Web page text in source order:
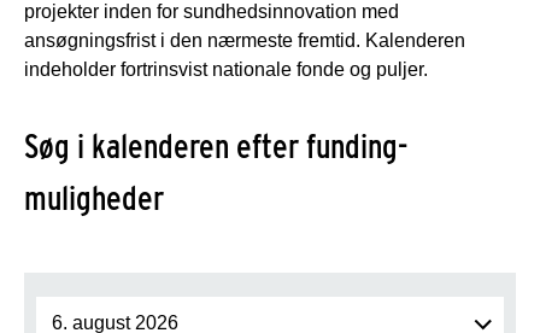
projekter inden for sundhedsinnovation med
ansøgningsfrist i den nærmeste fremtid. Kalenderen
indeholder fortrinsvist nationale fonde og puljer.
Søg i kalenderen efter funding-
muligheder